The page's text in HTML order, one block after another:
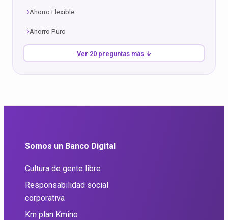
Ahorro Flexible
Ahorro Puro
Ver 20 preguntas más ↓
Somos un Banco Digital
Cultura de gente libre
Responsabilidad social
corporativa
Km plan Kmino